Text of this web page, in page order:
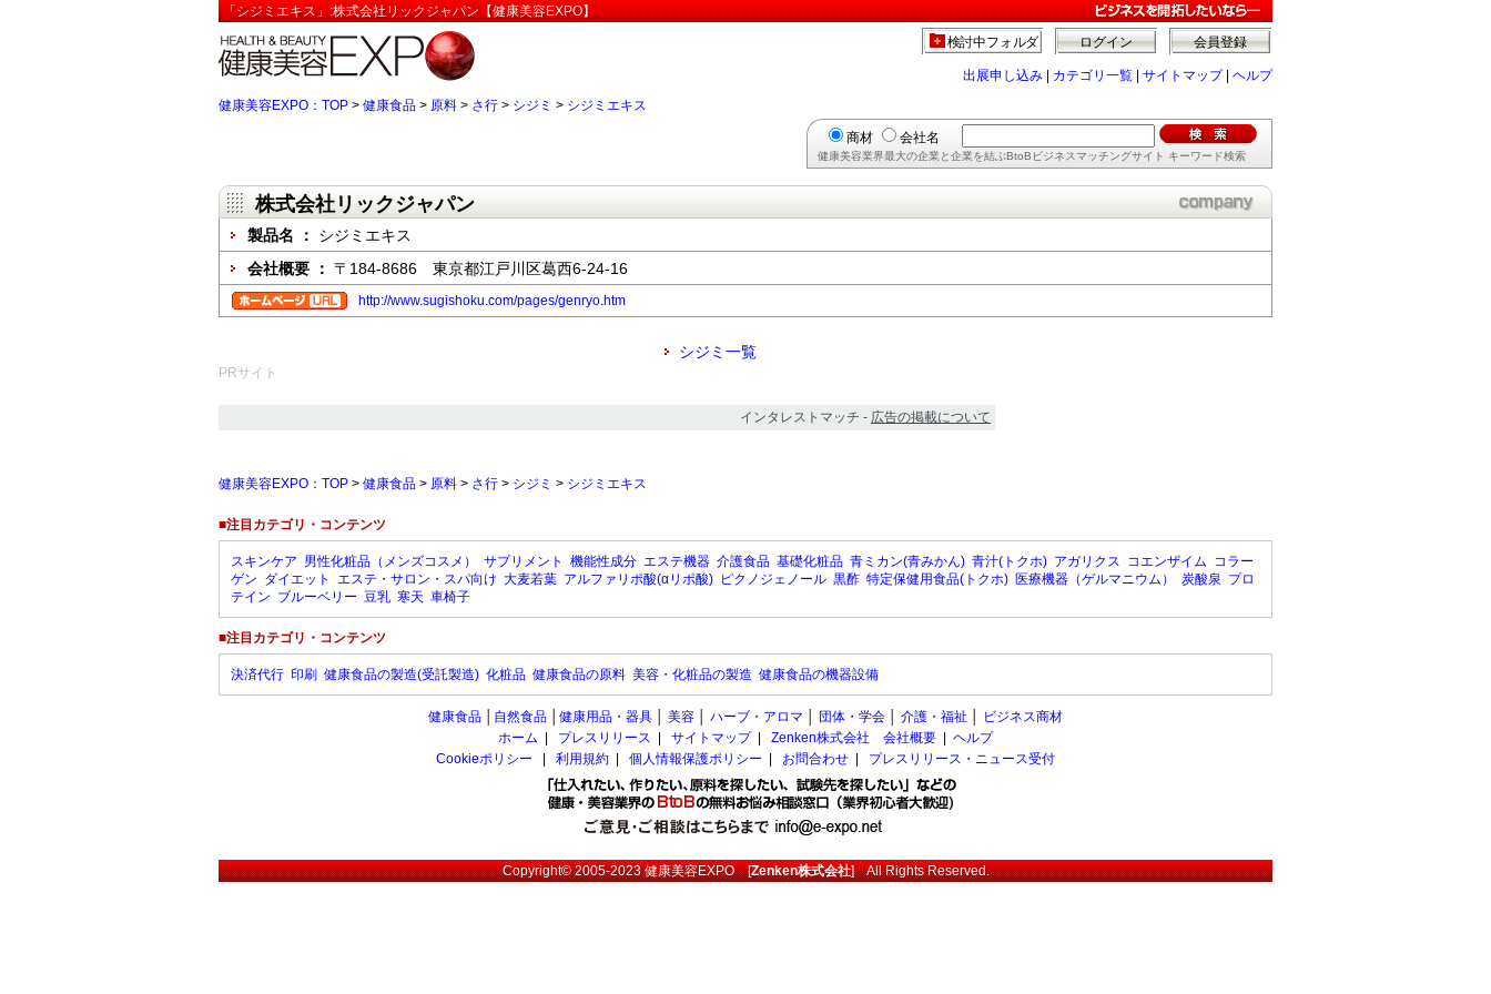
「シジミエキス」:株式会社リックジャパン【健康美容EXPO】
会員登録
ログイン
検討中フォルダ
出展申し込み カテゴリ一覧 サイトマップ| ヘルプ
健康美容EXPO：TOP > 健康食品 > 原料 > さ行 > シジミ > シジミエキス
商材 会社名
健康美容業界最大の企業と企業を結ぶBtoBビジネスマッチングサイト キーワード検索
株式会社リックジャパン
製品名 ： シジミエキス
会社概要 ： 〒184-8686 東京都江戸川区葛西6-24-16
http://www.sugishoku.com/pages/genryo.htm
シジミ一覧
PRサイト
インタレストマッチ - 広告の掲載について
健康美容EXPO：TOP > 健康食品 > 原料 > さ行 > シジミ > シジミエキス
■注目カテゴリ・コンテンツ
スキンケア 男性化粧品（メンズコスメ） サプリメント 機能性成分 エステ機器 介護食品 基礎化粧品 青ミカン(青みかん) 青汁(トクホ) アガリクス コエンザイム コラー
ゲン ダイエット エステ・サロン・スパ向け 大麦若葉 アルファリポ酸(αリポ酸) ピクノジェノール 黒酢 特定保健用食品(トクホ) 医療機器（ゲルマニウム） 炭酸泉 プロ
テイン ブルーベリー 豆乳 寒天 車椅子
■注目カテゴリ・コンテンツ
決済代行 印刷 健康食品の製造(受託製造) 化粧品 健康食品の原料 美容・化粧品の製造 健康食品の機器設備
健康食品 自然食品 健康用品・器具 美容 ハーブ・アロマ 団体・学会 介護・福祉
ビジネス商材
ホーム
プレスリリース サイトマップ| Zenken株式会社 会社概要
ヘルプ
Cookieポリシー
利用規約 個人情報保護ポリシー お問合わせ プレスリリース・ニュース受付
Copyright© 2005-2023健康美容EXPO[Zenken株式会社] All Rights Reserved.